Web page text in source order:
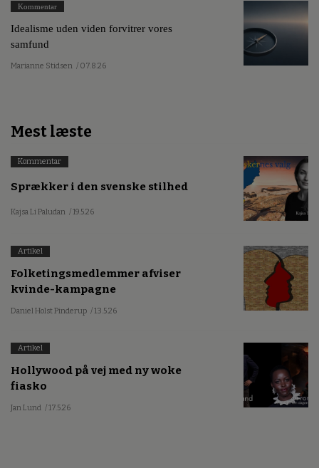
Kommentar
Idealisme uden viden forvitrer vores
samfund
Marianne Stidsen / 07.8.26
Mest læste
Kommentar
Sprækker i den svenske stilhed
Kajsa Li Paludan / 19.5.26
Artikel
Folketingsmedlemmer afviser
kvinde-kampagne
Daniel Holst Pinderup / 13.5.26
Artikel
Hollywood på vej med ny woke
fiasko
Jan Lund / 17.5.26